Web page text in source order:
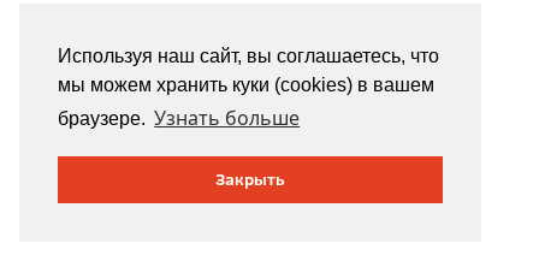
Используя наш сайт, вы соглашаетесь, что
мы можем хранить куки (cookies) в вашем
браузере. Узнать больше
Закрыть